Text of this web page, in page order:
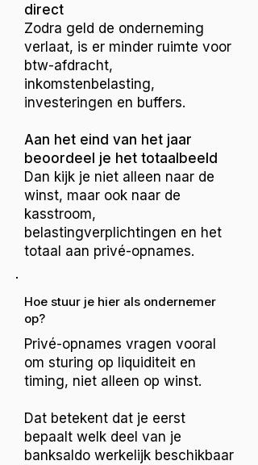
direct
Zodra geld de onderneming
verlaat, is er minder ruimte voor
btw-afdracht,
inkomstenbelasting,
investeringen en buffers.
Aan het eind van het jaar
beoordeel je het totaalbeeld
Dan kijk je niet alleen naar de
winst, maar ook naar de
kasstroom,
belastingverplichtingen en het
totaal aan privé-opnames.
Hoe stuur je hier als ondernemer
op?
Privé-opnames vragen vooral
om sturing op liquiditeit en
timing, niet alleen op winst.
Dat betekent dat je eerst
bepaalt welk deel van je
banksaldo werkelijk beschikbaar